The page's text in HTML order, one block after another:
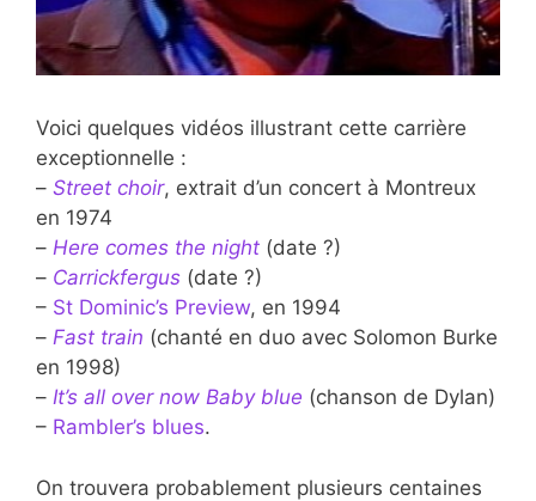
Voici quelques vidéos illustrant cette carrière
exceptionnelle :
– Street choir, extrait d’un concert à Montreux
en 1974
– Here comes the night (date ?)
– Carrickfergus (date ?)
– St Dominic’s Preview, en 1994
– Fast train (chanté en duo avec Solomon Burke
en 1998)
– It’s all over now Baby blue (chanson de Dylan)
– Rambler’s blues.
On trouvera probablement plusieurs centaines